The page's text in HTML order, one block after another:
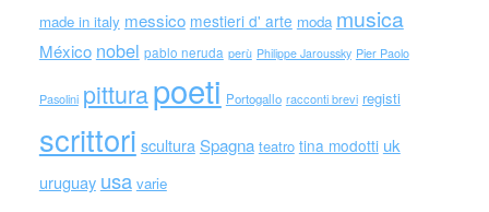
made in italy messico mestieri d' arte moda musica
México nobel pablo neruda perù Philippe Jaroussky Pier Paolo
Pasolini pitturapoeti Portogallo racconti brevi registi
scrittori scultura Spagna teatro tina modotti uk
uruguay usa varie